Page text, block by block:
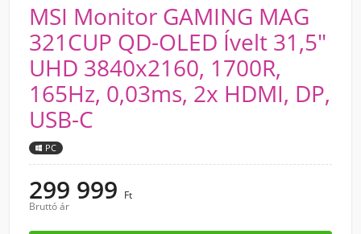
MSI Monitor GAMING MAG
321CUP QD-OLED Ívelt 31,5"
UHD 3840x2160, 1700R,
165Hz, 0,03ms, 2x HDMI, DP,
USB-C
PC
299 999 Ft
Bruttó ár